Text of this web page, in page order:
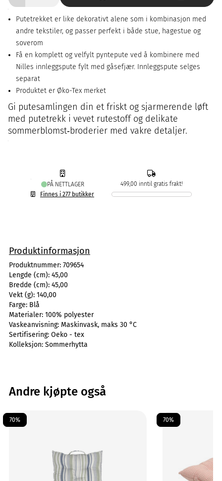
Putetrekket er like dekorativt alene som i kombinasjon med
andre tekstiler, og passer perfekt i både stue, hagestue og
soverom
Få en komplett og velfylt pyntepute ved å kombinere med
Nilles innleggspute fylt med gåsefjær. Innleggspute selges
separat
Produktet er Øko-Tex merket
Gi putesamlingen din et friskt og sjarmerende løft
med putetrekk i vevet rutestoff og delikate
sommerblomst‑broderier med vakre detaljer.
PÅ NETTLAGER
Finnes i 277 butikker
499,00 inntil gratis frakt!
Produktinformasjon
Produktnummer: 709654
Lengde (cm): 45,00
Bredde (cm): 45,00
Vekt (g): 140,00
Farge: Blå
Materialer: 100% polyester
Vaskeanvisning: Maskinvask, maks 30 °C
Sertifisering: Oeko - tex
Kolleksjon: Sommerhytta
Andre kjøpte også
70% 70%